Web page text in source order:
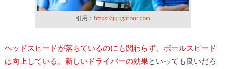
引用： https://jp.pgatour.com
ヘッドスピードが落ちているのにも関わらず、ボールスピード
は向上している。新しいドライバーの効果といっても良いだろ